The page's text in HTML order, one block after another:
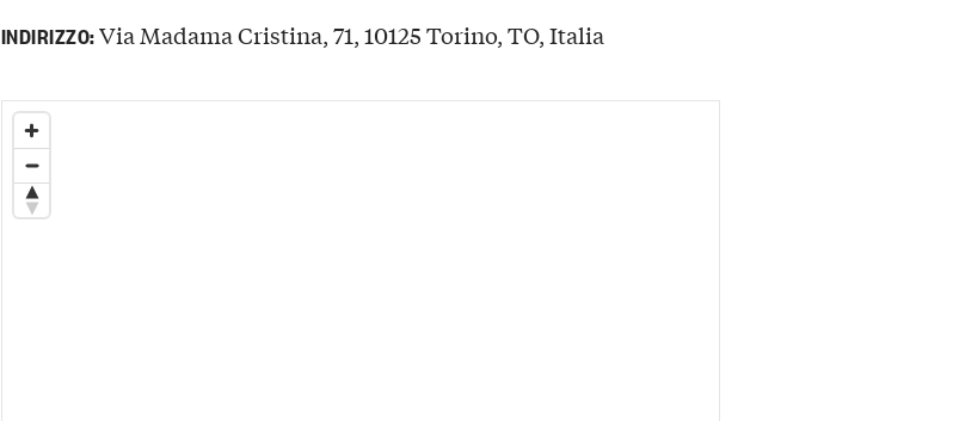
INDIRIZZO:Via Madama Cristina, 71, 10125 Torino, TO, Italia